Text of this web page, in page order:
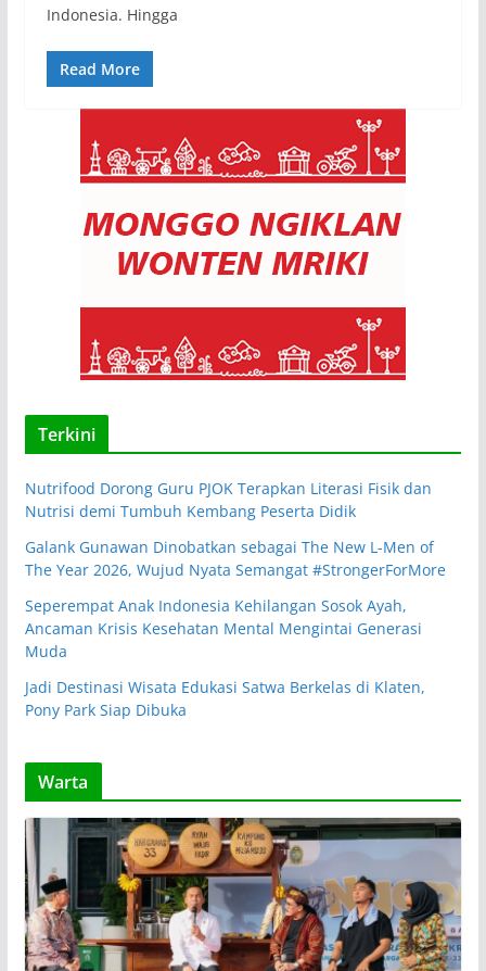
Indonesia. Hingga
Read More
Terkini
Nutrifood Dorong Guru PJOK Terapkan Literasi Fisik dan
Nutrisi demi Tumbuh Kembang Peserta Didik
Galank Gunawan Dinobatkan sebagai The New L-Men of
The Year 2026, Wujud Nyata Semangat #StrongerForMore
Seperempat Anak Indonesia Kehilangan Sosok Ayah,
Ancaman Krisis Kesehatan Mental Mengintai Generasi
Muda
Jadi Destinasi Wisata Edukasi Satwa Berkelas di Klaten,
Pony Park Siap Dibuka
Warta